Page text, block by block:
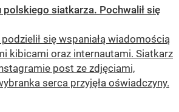
polskiego siatkarza. Pochwalił się
się wspaniałą wiadomością
kibicami oraz internautami. Siatkarz
post ze zdjęciami,
serca przyjęła oświadczyny.